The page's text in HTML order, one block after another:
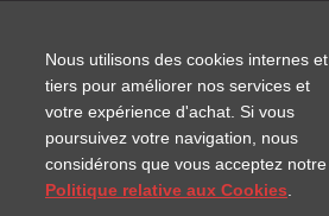
Nous utilisons des cookies internes et
tiers pour améliorer nos services et
votre expérience d'achat. Si vous
poursuivez votre navigation, nous
considérons que vous acceptez notre
Politique relative aux Cookies